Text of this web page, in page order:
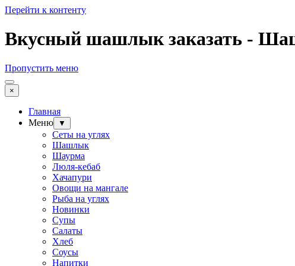
Перейти к контенту
Вкусный шашлык заказать -
Пропустить меню
×
Главная
Меню
▼
Сеты на углях
Шашлык
Шаурма
Люля-кебаб
Хачапури
Овощи на мангале
Рыба на углях
Новинки
Супы
Салаты
Хлеб
Соусы
Напитки